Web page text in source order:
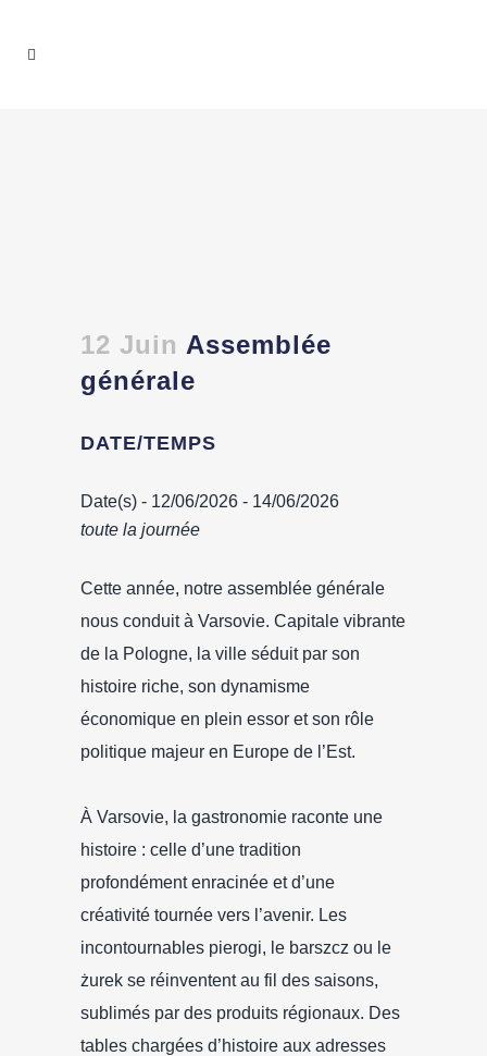
12 Juin Assemblée
générale
DATE/TEMPS
Date(s) - 12/06/2026 - 14/06/2026
toute la journée
Cette année, notre assemblée générale
nous conduit à Varsovie. Capitale vibrante
de la Pologne, la ville séduit par son
histoire riche, son dynamisme
économique en plein essor et son rôle
politique majeur en Europe de l’Est.
À Varsovie, la gastronomie raconte une
histoire : celle d’une tradition
profondément enracinée et d’une
créativité tournée vers l’avenir. Les
incontournables pierogi, le barszcz ou le
żurek se réinventent au fil des saisons,
sublimés par des produits régionaux. Des
tables chargées d’histoire aux adresses